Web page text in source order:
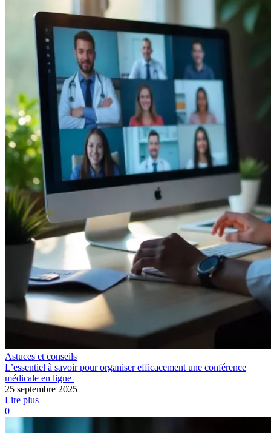
Astuces et conseils
L’essentiel à savoir pour organiser efficacement une conférence
médicale en ligne
25 septembre 2025
Lire plus
0